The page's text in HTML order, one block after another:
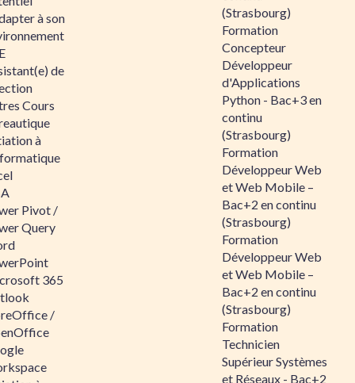
à son
de
Cours
à
Pivot /
Query
365
/
(Strasbourg)
Formation
Concepteur
Développeur
d'Applications
Python - Bac+3 en
continu
(Strasbourg)
Formation
Développeur Web
et Web Mobile –
Bac+2 en continu
(Strasbourg)
Formation
Développeur Web
et Web Mobile –
Bac+2 en continu
(Strasbourg)
Formation
Technicien
Supérieur Systèmes
et Réseaux - Bac+2